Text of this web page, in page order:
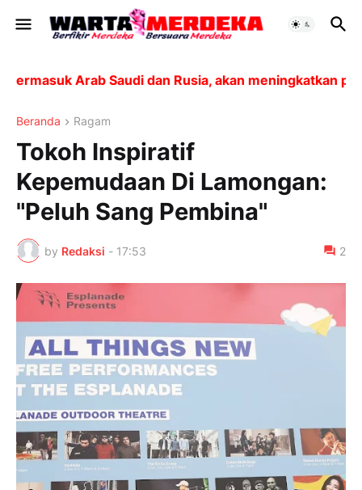
Arab Saudi dan Rusia, akan meningkatkan
Beranda Ragam
Tokoh Inspiratif
Kepemudaan Di Lamongan:
"Peluh Sang Pembina"
by Redaksi - 17:53 2